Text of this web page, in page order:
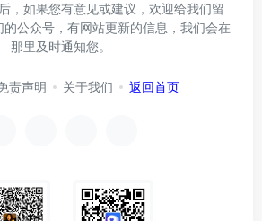
，如果您有意见或建议，欢迎给我们留
公众号，有网站更新的信息，我们会在
那里及时通知您。
责声明 关于我们 返回首页